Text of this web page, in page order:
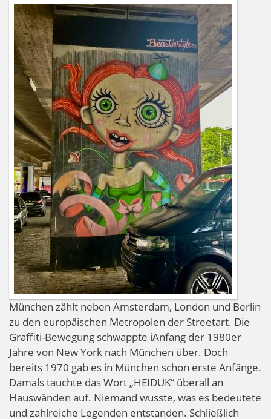
München zählt neben Amsterdam, London und Berlin
zu den europäischen Metropolen der Streetart. Die
Graffiti-Bewegung schwappte iAnfang der 1980er
Jahre von New York nach München über. Doch
bereits 1970 gab es in München schon erste Anfänge.
Damals tauchte das Wort „HEIDUK“ überall an
Hauswänden auf. Niemand wusste, was es bedeutete
und zahlreiche Legenden entstanden. Schließlich